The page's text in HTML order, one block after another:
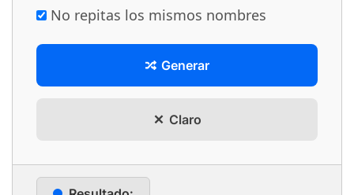
No repitas los mismos nombres
Generar
Claro